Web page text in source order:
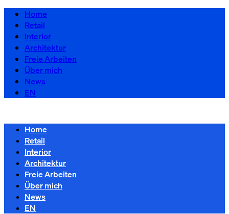
Home
Retail
Interior
Architektur
Freie Arbeiten
Über mich
News
EN
Home
Retail
Interior
Architektur
Freie Arbeiten
Über mich
News
EN